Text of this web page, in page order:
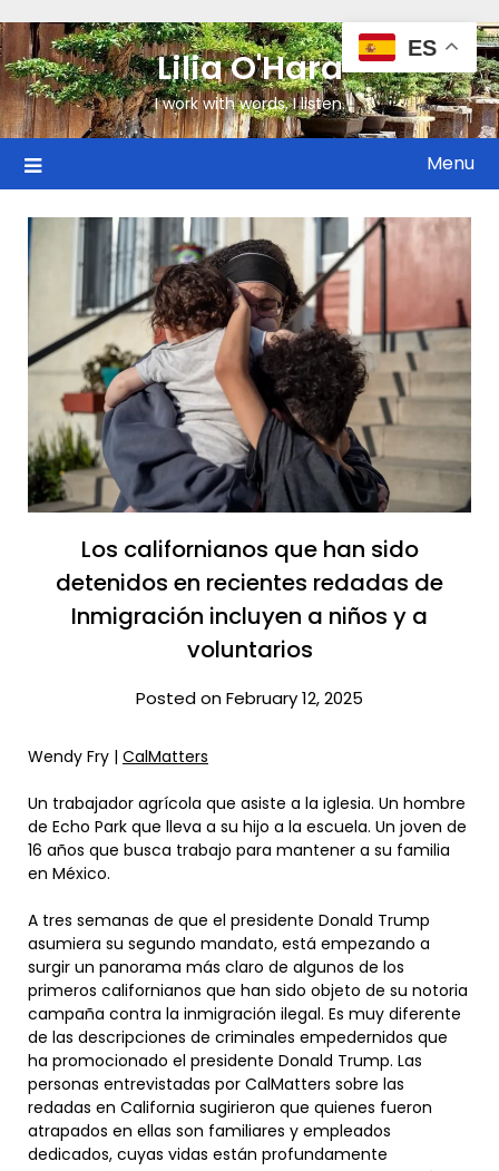
Lilia O'Hara
I work with words, I listen.
Menu
Los californianos que han sido
detenidos en recientes redadas de
Inmigración incluyen a niños y a
voluntarios
Posted on February 12, 2025
Wendy Fry | CalMatters
Un trabajador agrícola que asiste a la iglesia. Un hombre
de Echo Park que lleva a su hijo a la escuela. Un joven de
16 años que busca trabajo para mantener a su familia
en México.
A tres semanas de que el presidente Donald Trump
asumiera su segundo mandato, está empezando a
surgir un panorama más claro de algunos de los
primeros californianos que han sido objeto de su notoria
campaña contra la inmigración ilegal. Es muy diferente
de las descripciones de criminales empedernidos que
ha promocionado el presidente Donald Trump. Las
personas entrevistadas por CalMatters sobre las
redadas en California sugirieron que quienes fueron
atrapados en ellas son familiares y empleados
dedicados, cuyas vidas están profundamente
ES